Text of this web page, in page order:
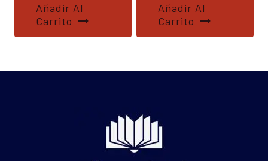
Añadir Al
Carrito
Añadir Al
Carrito